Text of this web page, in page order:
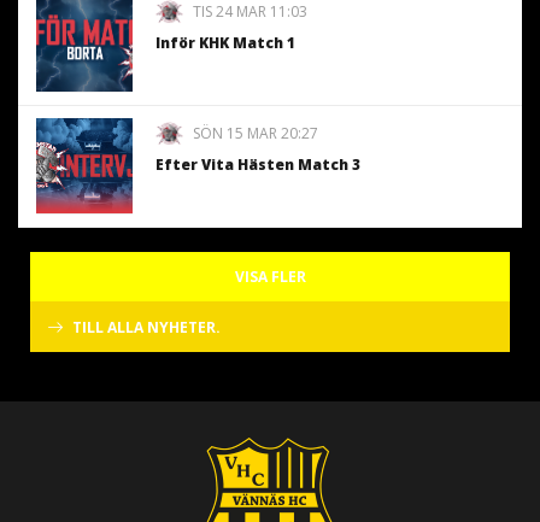
TIS 24 MAR 11:03
Inför KHK Match 1
SÖN 15 MAR 20:27
Efter Vita Hästen Match 3
VISA FLER
TILL ALLA NYHETER.